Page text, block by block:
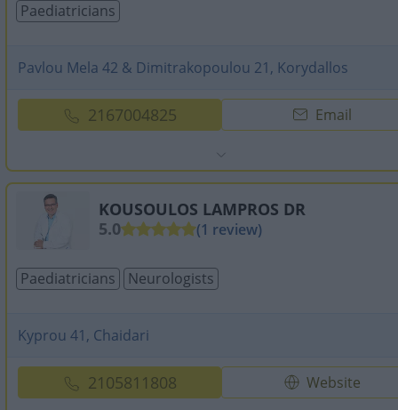
Paediatricians
Pavlou Mela 42 & Dimitrakopoulou 21, Korydallos
2167004825 Email
KOUSOULOS LAMPROS DR
5.0
(1 review)
Paediatricians Neurologists
Kyprou 41, Chaidari
2105811808 Website